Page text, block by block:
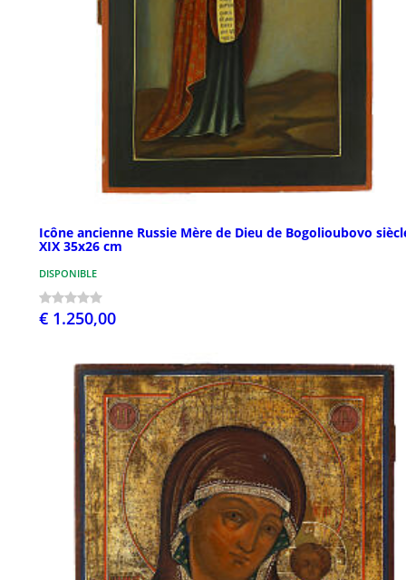
Icône ancienne Russie Mère de Dieu de Bogolioubovo
XIX 35x26 cm
DISPONIBLE
€ 1.250,00